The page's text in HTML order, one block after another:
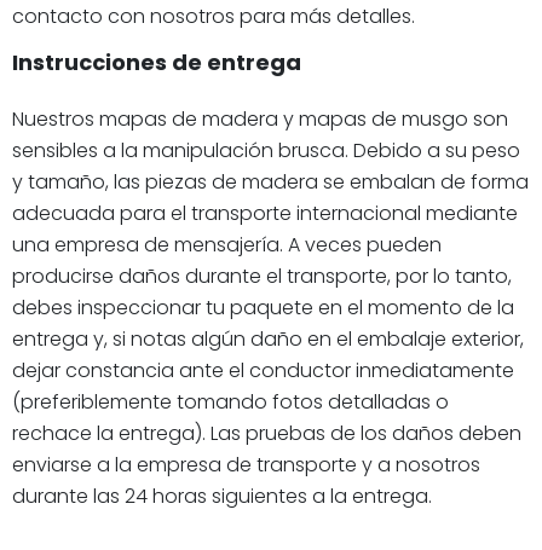
contacto con nosotros para más detalles.
Instrucciones de entrega
Nuestros mapas de madera y mapas de musgo son
sensibles a la manipulación brusca. Debido a su peso
y tamaño, las piezas de madera se embalan de forma
adecuada para el transporte internacional mediante
una empresa de mensajería. A veces pueden
producirse daños durante el transporte, por lo tanto,
debes inspeccionar tu paquete en el momento de la
entrega y, si notas algún daño en el embalaje exterior,
dejar constancia ante el conductor inmediatamente
(preferiblemente tomando fotos detalladas o
rechace la entrega). Las pruebas de los daños deben
enviarse a la empresa de transporte y a nosotros
durante las 24 horas siguientes a la entrega.